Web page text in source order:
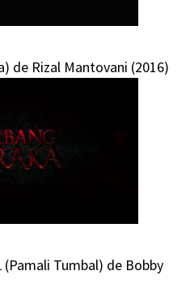
de Rizal Mantovani (2016)
(Pamali Tumbal) de Bobby